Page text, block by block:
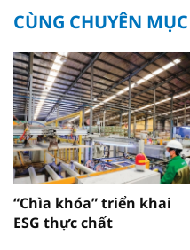
CÙNG CHUYÊN MỤC
“Chìa khóa” triển khai
ESG thực chất